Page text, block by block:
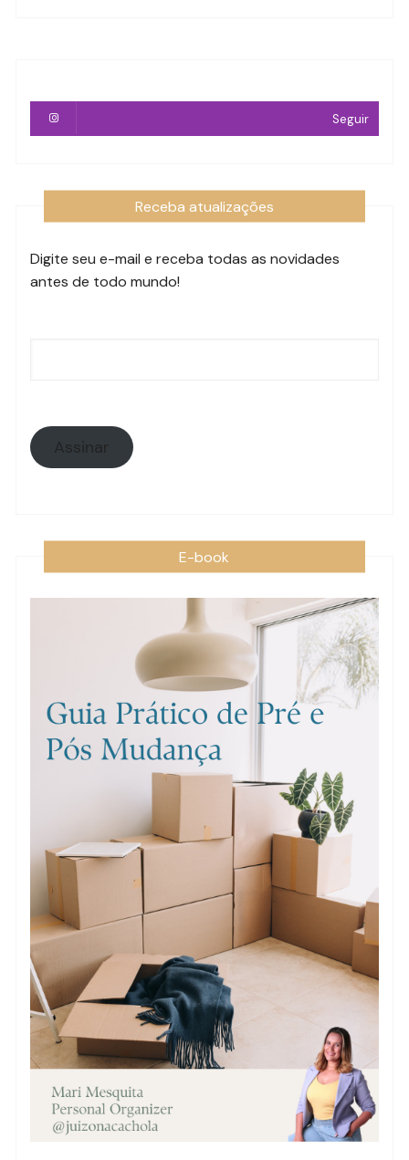
Seguir
Receba atualizações
Digite seu e-mail e receba todas as novidades
antes de todo mundo!
Assinar
E-book